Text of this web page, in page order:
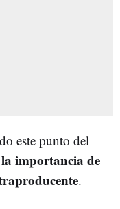
este punto del
importancia de
.